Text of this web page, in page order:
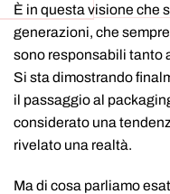
È in questa visione che
generazioni, che
sono responsabili tanto
Si sta dimostrando
il passaggio al
considerato una
rivelato una realtà.
Ma di cosa parliamo